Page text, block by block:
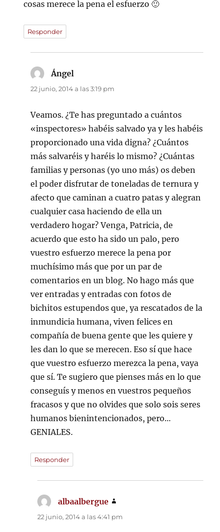
cosas merece la pena el esfuerzo 🙂
Responder
Ángel
22 junio, 2014 a las 3:19 pm
Veamos. ¿Te has preguntado a cuántos
«inspectores» habéis salvado ya y les habéis
proporcionado una vida digna? ¿Cuántos
más salvaréis y haréis lo mismo? ¿Cuántas
familias y personas (yo uno más) os deben
el poder disfrutar de toneladas de ternura y
afecto que caminan a cuatro patas y alegran
cualquier casa haciendo de ella un
verdadero hogar? Venga, Patricia, de
acuerdo que esto ha sido un palo, pero
vuestro esfuerzo merece la pena por
muchísimo más que por un par de
comentarios en un blog. No hago más que
ver entradas y entradas con fotos de
bichitos estupendos que, ya rescatados de la
inmundicia humana, viven felices en
compañía de buena gente que les quiere y
les dan lo que se merecen. Eso sí que hace
que vuestro esfuerzo merezca la pena, vaya
que sí. Te sugiero que pienses más en lo que
conseguís y menos en vuestros pequeños
fracasos y que no olvides que solo sois seres
humanos bienintencionados, pero…
GENIALES.
Responder
albaalbergue
22 junio, 2014 a las 4:41 pm